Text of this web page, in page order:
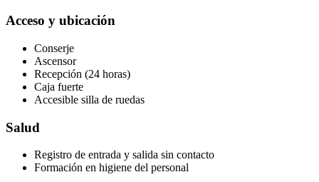
Acceso y ubicación
Conserje
Ascensor
Recepción (24 horas)
Caja fuerte
Accesible silla de ruedas
Salud
Registro de entrada y salida sin contacto
Formación en higiene del personal